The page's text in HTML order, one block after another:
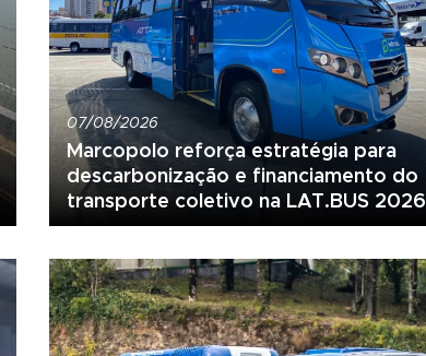
07/08/2026
Marcopolo reforça estratégia para
descarbonização e financiamento do
transporte coletivo na LAT.BUS 2026